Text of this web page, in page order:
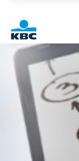
KBC
Particulieren